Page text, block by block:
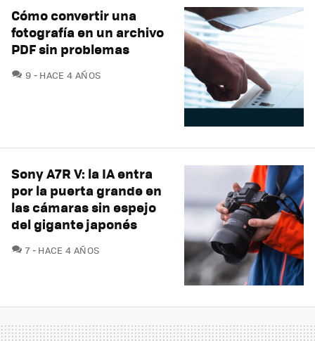
Cómo convertir una
fotografía en un archivo
PDF sin problemas
9 COMENTARIOS
HACE 4 AÑOS
Sony A7R V: la IA entra
por la puerta grande en
las cámaras sin espejo
del gigante japonés
7COMENTARIOS
HACE 4 AÑOS